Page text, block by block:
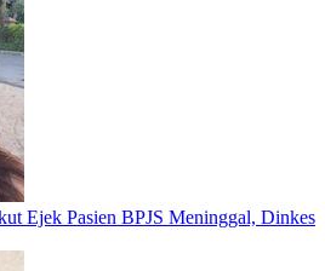
Ejek Pasien BPJS Meninggal, Dinkes